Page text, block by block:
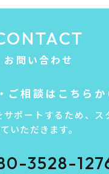
お問い合わせ
ご相談はこちらか
ポートするため、ス
いただきます。
3528-